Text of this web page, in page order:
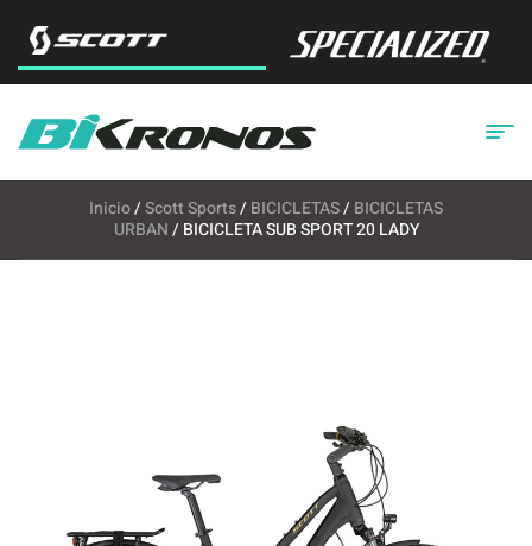
Inicio/Scott Sports/ BICICLETAS/ BICICLETAS
URBAN/ BICICLETA SUB SPORT 20 LADY